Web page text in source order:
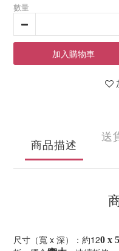
數量
加入購物車
商品描述
送
尺寸（寬 x 深）：約120 x